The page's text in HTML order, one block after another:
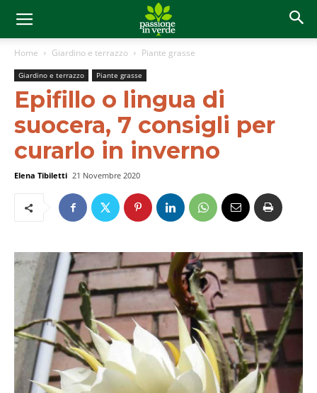
Home Giardino e terrazzo Piante grasse
Giardino e terrazzo Piante grasse
Epifillo o lingua di
suocera, 7 consigli per
curarlo in inverno
Elena Tibiletti 21 Novembre 2020